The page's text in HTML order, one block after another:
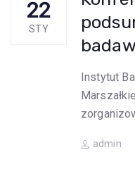
22
STY
Instytut
Author
admin